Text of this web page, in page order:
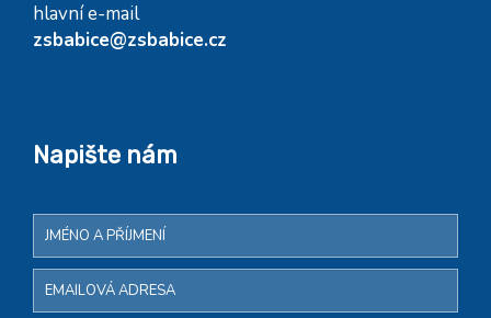
hlavní e-mail
zsbabice@zsbabice.cz
Napište nám